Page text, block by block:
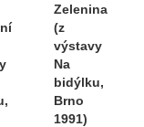
Zelenina
(z
výstavy
Na
bidýlku,
Brno
1991)